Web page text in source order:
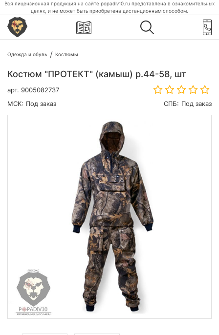
Вся лицензионная продукция на сайте popadiv10.ru представлена в ознакомительных
целях, и не может быть приобретена дистанционным способом.
Одежда и обувь Костюмы
Костюм "ПРОТЕКТ" (камыш) р.44-58, шт
арт. 9005082737
МСК: Под заказ СПБ: Под заказ